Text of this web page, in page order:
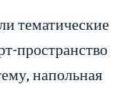
тематические
пространство
напольная